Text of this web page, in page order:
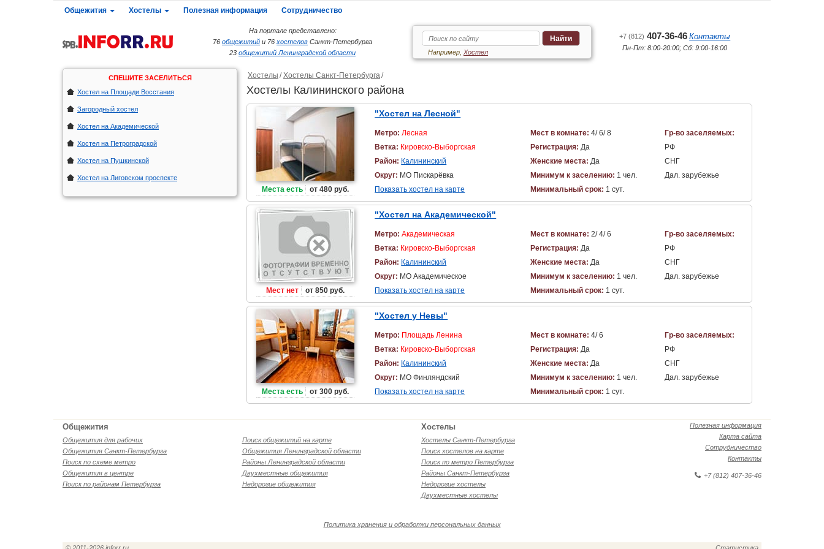
Общежития Хостелы Полезная информация Сотрудничество
На портале представлено:
76 общежитий и 76 хостелов Санкт-Петербурга
23 общежитий Ленинградской области
Найти
Например, Хостел
+7 (812) 407-36-46 Контакты
Пн-Пт: 8:00-20:00; Сб: 9:00-16:00
СПЕШИТЕ ЗАСЕЛИТЬСЯ
Хостел на Площади Восстания
Загородный хостел
Хостел на Академической
Хостел на Петроградской
Хостел на Пушкинской
Хостел на Лиговском проспекте
Хостелы Хостелы Санкт-Петербурга
Хостелы Калининского района
"Хостел на Лесной"
Места есть от 480 руб.
Метро: Лесная
Ветка: Кировско-Выборгская
Район: Калининский
Округ: МО Пискарёвка
Показать хостел на карте
Мест в комнате: 4/ 6/ 8
Регистрация: Да
Женские места: Да
Минимум к заселению: 1 чел.
Минимальный срок: 1 сут.
Гр-во заселяемых:
РФ
СНГ
Дал. зарубежье
"Хостел на Академической"
Мест нет от 850 руб.
Метро: Академическая
Ветка: Кировско-Выборгская
Район: Калининский
Округ: МО Академическое
Показать хостел на карте
Мест в комнате: 2/ 4/ 6
Регистрация: Да
Женские места: Да
Минимум к заселению: 1 чел.
Минимальный срок: 1 сут.
Гр-во заселяемых:
РФ
СНГ
Дал. зарубежье
"Хостел у Невы"
Места есть от 300 руб.
Метро: Площадь Ленина
Ветка: Кировско-Выборгская
Район: Калининский
Округ: МО Финляндский
Показать хостел на карте
Мест в комнате: 4/ 6
Регистрация: Да
Женские места: Да
Минимум к заселению: 1 чел.
Минимальный срок: 1 сут.
Гр-во заселяемых:
РФ
СНГ
Дал. зарубежье
Общежития
Общежития для рабочих
Общежития Санкт-Петербурга
Поиск по схеме метро
Общежития в центре
Поиск по районам Петербурга
Поиск общежитий на карте
Общежития Ленинградской области
Районы Ленинградской области
Двухместные общежития
Недорогие общежития
Хостелы
Хостелы Санкт-Петербурга
Поиск хостелов на карте
Поиск по метро Петербурга
Районы Санкт-Петербурга
Недорогие хостелы
Двухместные хостелы
Полезная информация
Карта сайта
Сотрудничество
Контакты
+7 (812) 407-36-46
Политика хранения и обработки персональных данных